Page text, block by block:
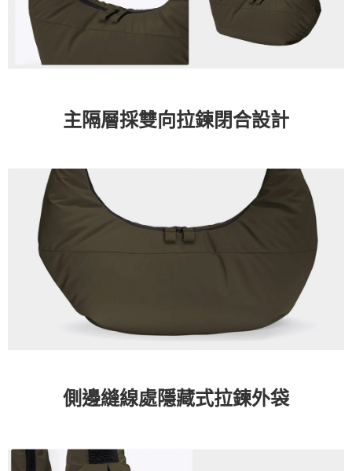
主隔層採雙向拉鍊閉合設計
側邊縫線處隱藏式拉鍊外袋